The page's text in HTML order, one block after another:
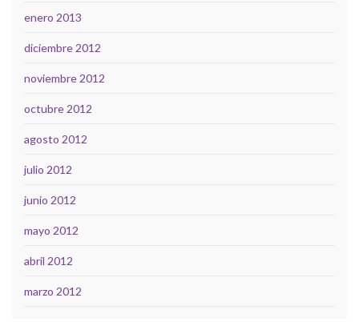
enero 2013
diciembre 2012
noviembre 2012
octubre 2012
agosto 2012
julio 2012
junio 2012
mayo 2012
abril 2012
marzo 2012